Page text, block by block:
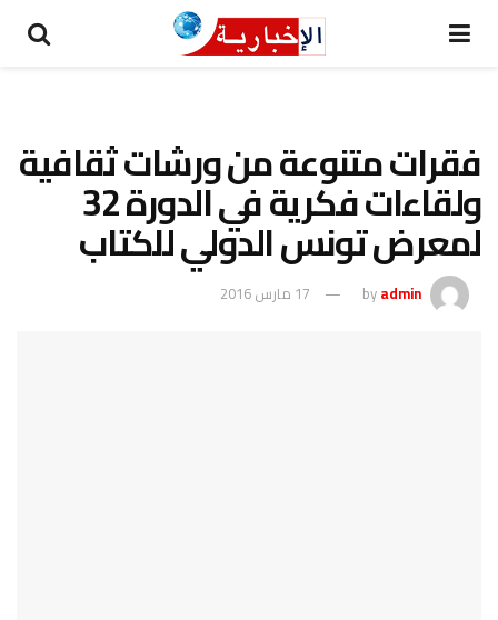
فقرات متنوعة من ورشات ثقافية
ولقاءات فكرية في الدورة 32
لمعرض تونس الدولي للكتاب
byadmin 17 مارس 2016